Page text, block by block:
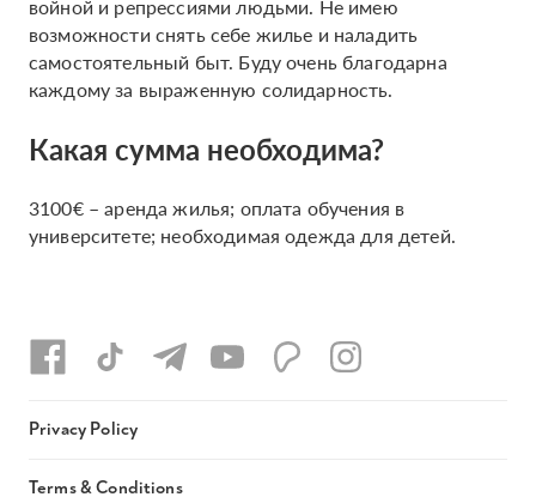
войной и репрессиями людьми. Не имею
возможности снять себе жилье и наладить
самостоятельный быт. Буду очень благодарна
каждому за выраженную солидарность.
Какая сумма необходима?
3100€ – аренда жилья; оплата обучения в
университете; необходимая одежда для детей.
Privacy Policy
Terms & Conditions